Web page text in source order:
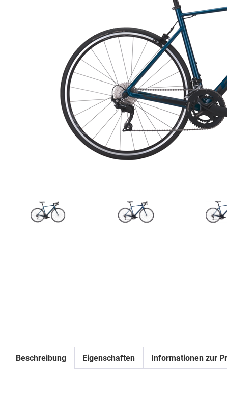
Beschreibung Eigenschaften Informationen zur